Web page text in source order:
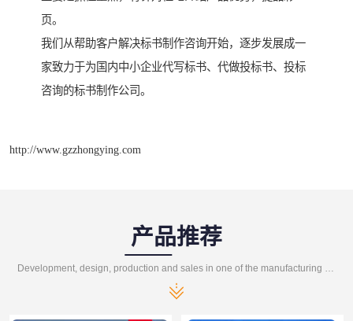
页。
我们从帮助客户解决标书制作咨询开始，逐步发展成一
家致力于为国内中小企业代写标书、代做投标书、投标
咨询的标书制作公司。
http://www.gzzhongying.com
产品推荐